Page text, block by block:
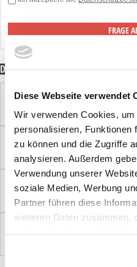
Diese Webseite verwendet
Wir verwenden Cookies,
personalisieren, Funktionen
zu können und die Zugriffe
analysieren. Außerdem
Verwendung unserer
soziale Medien, Werbung
Partner führen diese
weiteren Daten zusammen,
Cookies, wenn Sie unsere
DIESE PRODUKTE KÖNNTEN SIE
HERREN PIQUE POLO GENERALI
€ 30,43
HERREN FLEECE JACKE ZIPP GENERALI
€ 75,06
HERREN SOFTSHELLJACKE ZIPP